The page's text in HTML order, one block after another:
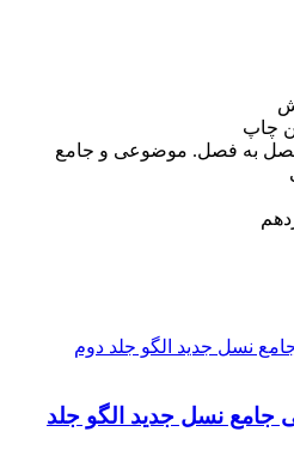
چاپ
به فصل. موضوعی و جامع
نسل جدید الگو جلد